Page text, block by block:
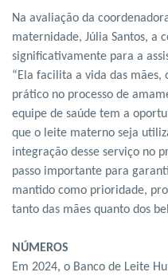
Na avaliação da
maternidade, Júlia Santos, a
significativamente para a
“Ela facilita a vida das
prático no processo de
equipe de saúde tem a
que o leite materno seja
integração desse serviço no
passo importante para
mantido como prioridade,
tanto das mães quanto dos
NÚMEROS
Em 2024, o Banco de Leite